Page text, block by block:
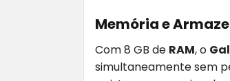
Memória e
Com 8 GB de RAM, o
simultaneamente sem